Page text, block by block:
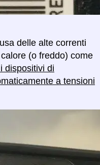
delle alte correnti
(o freddo) come
dispositivi di
a tensioni